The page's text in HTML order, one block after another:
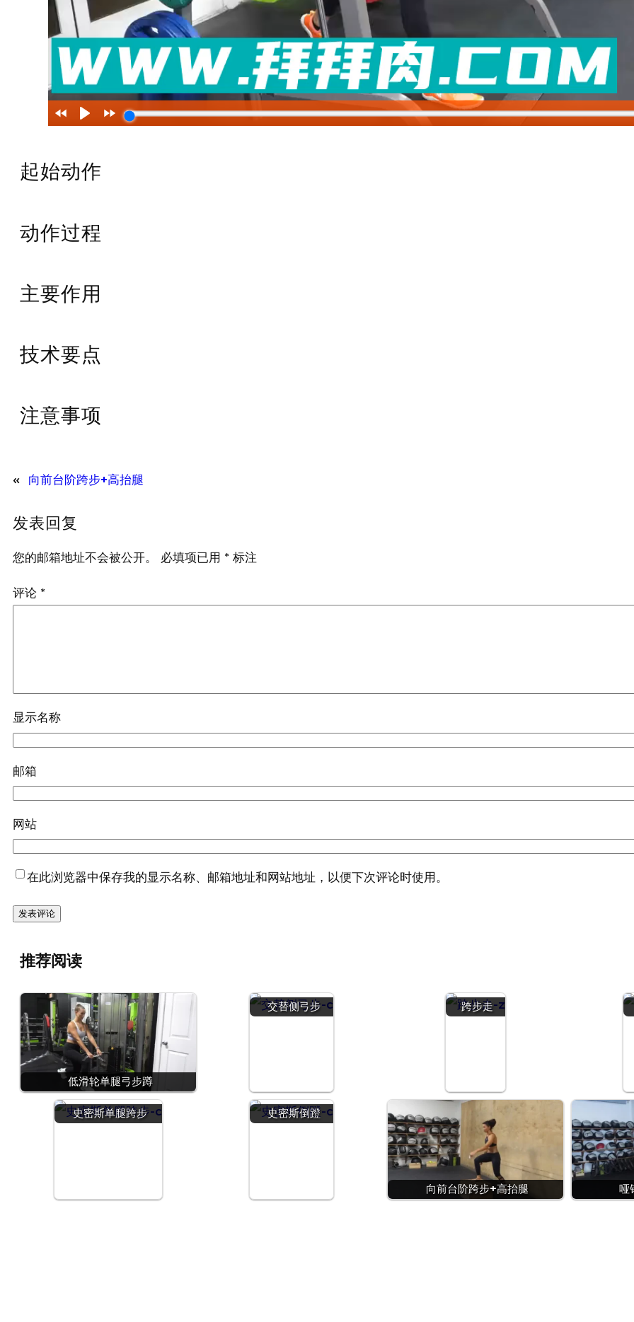
起始动作
动作过程
主要作用
技术要点
注意事项
« 向前台阶跨步+高抬腿
发表回复
您的邮箱地址不会被公开。 必填项已用 * 标注
评论 *
显示名称
邮箱
网站
在此浏览器中保存我的显示名称、邮箱地址和网站地址，以便下次评论时使用。
推荐阅读
低滑轮单腿弓步蹲
交替侧弓步 跨步走
史密斯单腿跨步 史密斯倒蹬
向前台阶跨步+高抬腿 哑